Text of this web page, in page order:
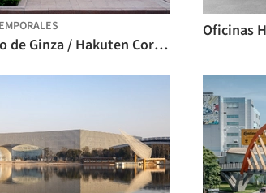
Mapa ecológico de Ginza / Hakuten Corporation